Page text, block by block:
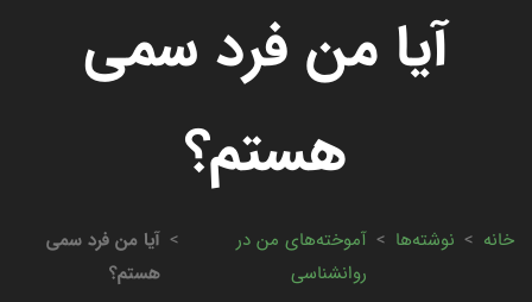
آیا من فرد سمی
هستم؟
خانه > نوشته‌ها > آموخته‌های من در
روانشناسی
> آیا من فرد سمی
هستم؟